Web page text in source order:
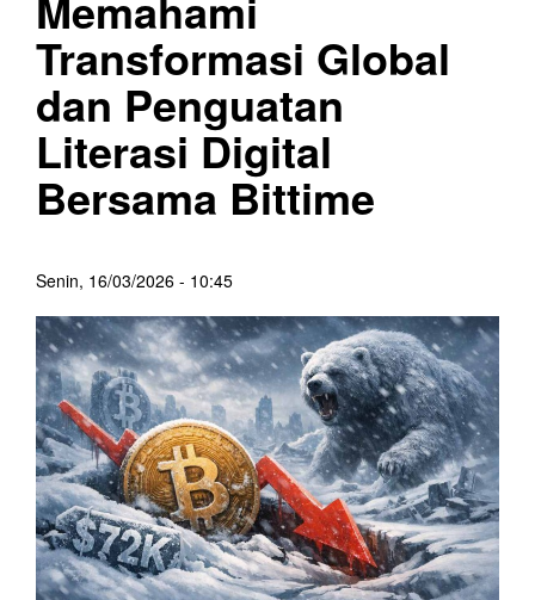
Transformasi Global
dan Penguatan
Literasi Digital
Bersama Bittime
Senin, 16/03/2026 - 10:45